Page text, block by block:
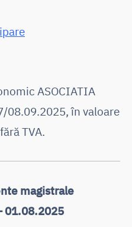
ASOCIATIA
08.09.2025, în valoare
TVA.
magistrale
01.08.2025